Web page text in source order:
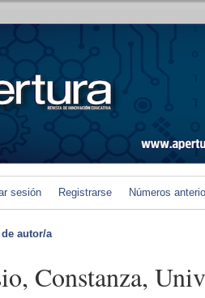
sesión Registrarse Números
de autor/a
Constanza,